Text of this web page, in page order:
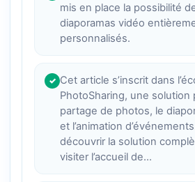
mis en place la possibilité
diaporamas vidéo
personnalisés.
✓ Cet article s’inscrit dans
PhotoSharing, une solution
partage de photos, le
et l’animation
découvrir la solution
visiter l’accueil de…